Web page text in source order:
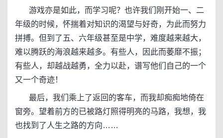
游戏亦是如此，而学习呢？也许我们刚开始一、二
年级的时候，怀揣着对知识的渴望与好奇，为此而努力
拼搏。但到了五、六年级甚至是中学，难度越来越大，
难以腾跃的海浪越来越多。有些人，因此而萎靡不振；
有些人，却越战越勇，全力以赴，谱写他们自己的一个
又一个奇迹！
最后，我们乘上了返回的客车，而我却痴痴地倚在
窗旁。望着前方的已被路灯照得明亮的马路，我想，我
也找到了人生之路的方向……